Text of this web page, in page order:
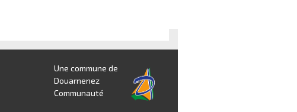
Une commune de
Douarnenez
Communauté